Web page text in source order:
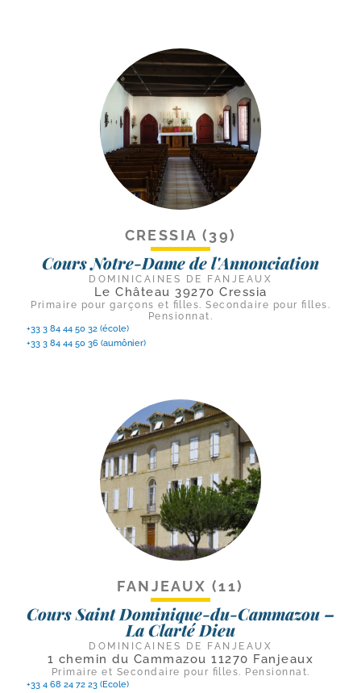
CRESSIA (39)
Cours Notre-Dame de l'Annonciation
DOMINICAINES DE FANJEAUX
Le Château 39270 Cressia
Primaire pour garçons et filles. Secondaire pour filles.
Pensionnat.
+33 3 84 44 50 32 (école)
+33 3 84 44 50 36 (aumônier)
FANJEAUX (11)
Cours Saint Dominique-du-Cammazou –
La Clarté Dieu
DOMINICAINES DE FANJEAUX
1 chemin du Cammazou 11270 Fanjeaux
Primaire et Secondaire pour filles. Pensionnat.
+33 4 68 24 72 23 (Ecole)